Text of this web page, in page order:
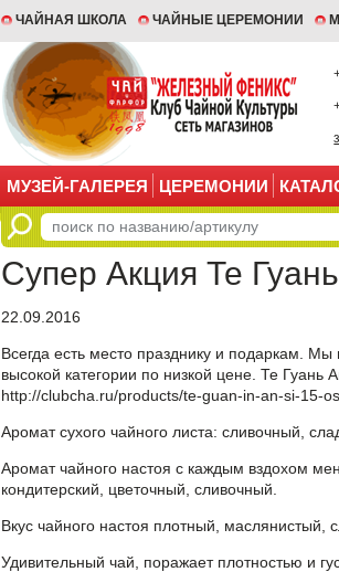
ЧАЙНАЯ ШКОЛА ЧАЙНЫЕ ЦЕРЕМОНИИ
МУЗЕЙ-ГАЛЕРЕЯ ЦЕРЕМОНИИ
Супер Акция Те
22.09.2016
Всегда есть место празднику и подаркам.
высокой категории по низкой цене. Те
http://clubcha.ru/products/te-guan-in-an-si-15-
Аромат сухого чайного листа: сливочный,
Аромат чайного настоя с каждым вздохом
кондитерский, цветочный, сливочный.
Вкус чайного настоя плотный, маслянистый,
Удивительный чай, поражает плотностью и